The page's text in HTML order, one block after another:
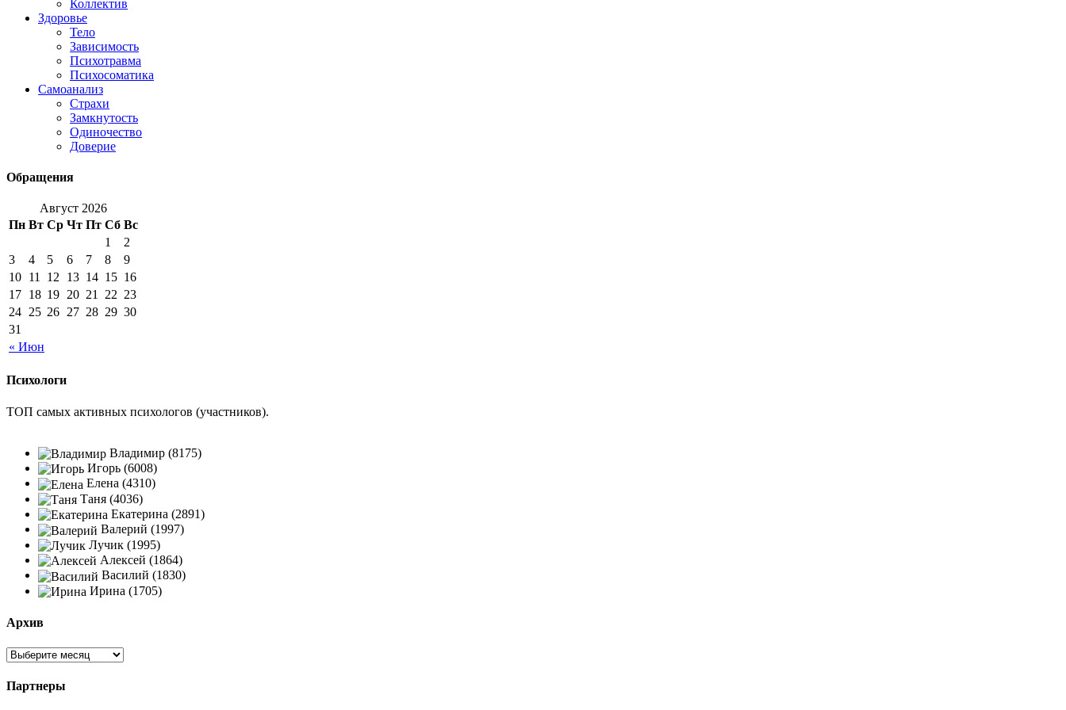
Коллектив
Здоровье
Тело
Зависимость
Психотравма
Психосоматика
Самоанализ
Страхи
Замкнутость
Одиночество
Доверие
Обращения
Август 2026
Пн Вт Ср Чт Пт Сб Вс
« Июн
1
2
3
4 5 6 7 8
9
10 11 12 13 14 15 16
17 18 19 20 21 22 23
24 25 26 27 28 29 30
31
Психологи
ТОП самых активных психологов (участников).
Владимир (8175)
Игорь (6008)
Елена (4310)
Таня (4036)
Екатерина (2891)
Валерий (1997)
Лучик (1995)
Алексей (1864)
Василий (1830)
Ирина (1705)
Архив
Партнеры